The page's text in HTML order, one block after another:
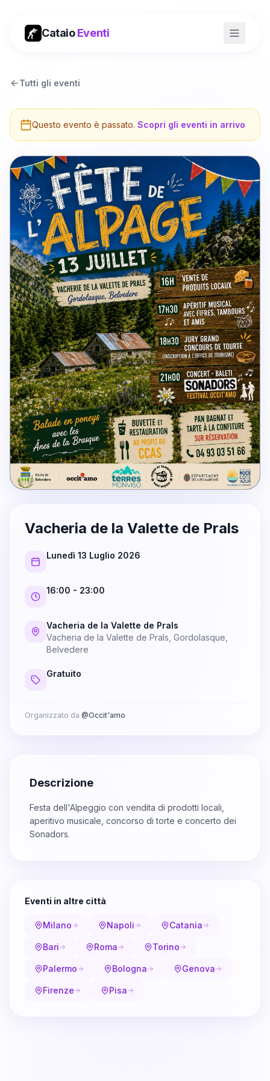
CataioEventi
Tutti gli eventi
Questo evento è passato. Scopri gli eventi in arrivo
Vacheria de la Valette de Prals
Lunedì 13 Luglio 2026
16:00 - 23:00
Vacheria de la Valette de Prals
Vacheria de la Valette de Prals, Gordolasque,
Belvedere
Gratuito
Organizzato da @Occit'amo
Descrizione
Festa dell'Alpeggio con vendita di prodotti locali,
aperitivo musicale, concorso di torte e concerto dei
Sonadors.
Eventi in altre città
Milano Napoli Catania
Bari Roma Torino
Palermo Bologna Genova
Firenze Pisa